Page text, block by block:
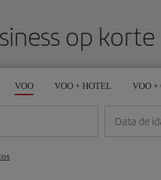
op
VOO VOO + HOTEL VOO +
Data de